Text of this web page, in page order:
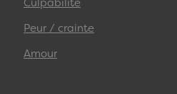
Peur / crainte
Amour